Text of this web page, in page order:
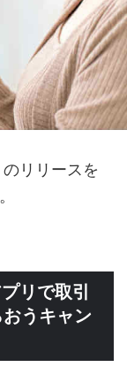
リリースを
リで取引
うキャン